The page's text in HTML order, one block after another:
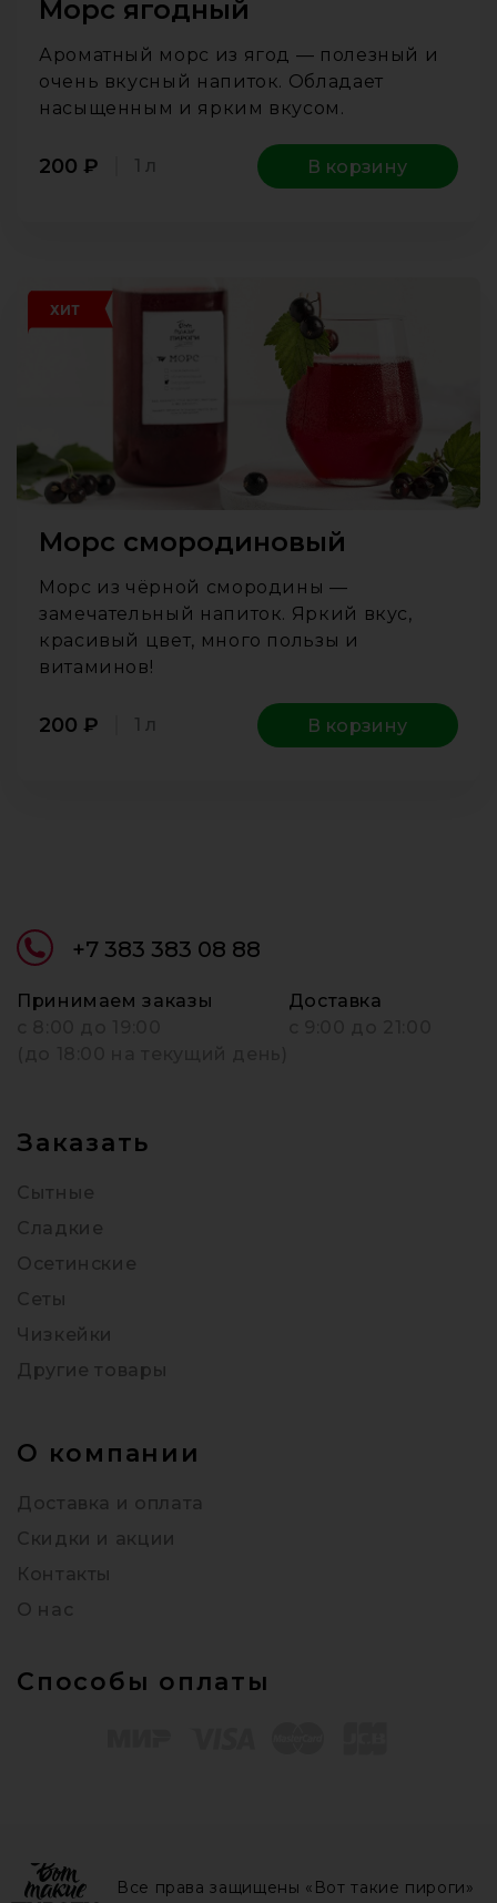
Морс ягодный
Ароматный морс из ягод — полезный и
очень вкусный напиток. Обладает
насыщенным и ярким вкусом.
200 ₽ 1 л В корзину
ХИТ
Морс смородиновый
Морс из чёрной смородины —
замечательный напиток. Яркий вкус,
красивый цвет, много пользы и
витаминов!
200 ₽ 1 л В корзину
+7 383 383 08 88
Принимаем заказы
Доставка
Заказать
Сытные
Сладкие
Осетинские
Сеты
Чизкейки
Другие товары
О компании
Доставка и оплата
Скидки и акции
Контакты
О нас
Способы оплаты
Все права защищены «Вот такие пироги»